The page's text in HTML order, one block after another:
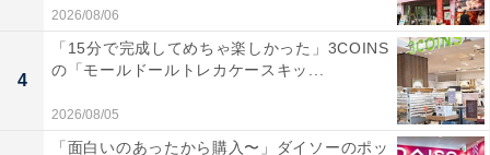
2026/08/06
4
「15分で完成してめちゃ楽しかった」3COINS
の「モールドールトレカケースキッ...
2026/08/05
「面白いのあったから購入〜」ダイソーのポッ